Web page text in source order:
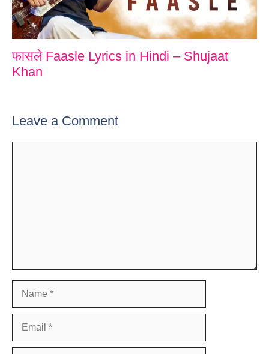
फासले Faasle Lyrics in Hindi – Shujaat
Khan
Leave a Comment